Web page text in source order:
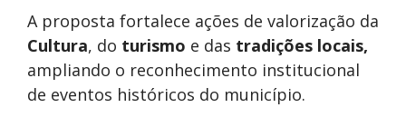
A proposta fortalece ações de valorização da
Cultura, do turismo e das tradições locais,
ampliando o reconhecimento institucional
de eventos históricos do município.